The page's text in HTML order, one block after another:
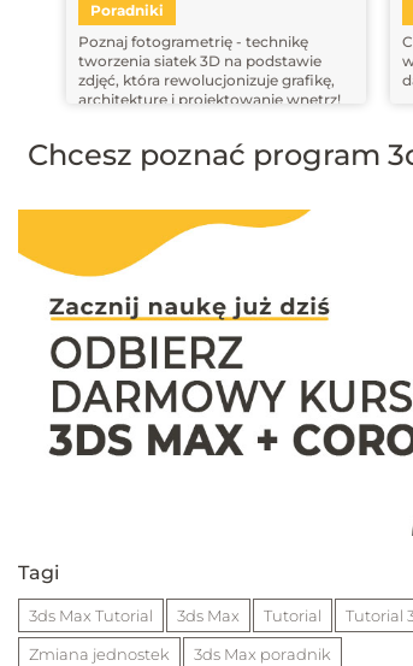
Poradniki
Poznaj fotogrametrię - technikę
tworzenia siatek 3D na podstawie
zdjęć, która rewolucjonizuje grafikę,
architekturę i projektowanie wnętrz!
Chcesz poznać program
Tagi
3ds Max Tutorial 3ds Max Tutorial Tutorial
Zmiana jednostek
3ds Max poradnik